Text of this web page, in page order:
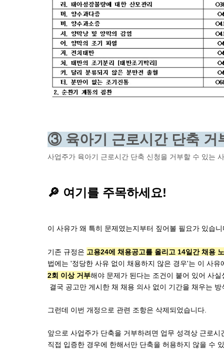
③ 육아기 근로시간 단축 거
사업주가 육아기 근로시간 단축 신청을 거부할 수 있는
🔎 여기를 주목하세요!
이 사유가 왜 특히 문제였는지부터 짚어볼 필요가 있습니
기존 규정은 고용24에 채용공고를 올리고 14일간 채용
2회 이상 거부해야 문제가 된다는 조건이 붙어 있어 사
결국 공고만 게시한 채 채용 의사 없이 기간을 채우는
그런데 이번 개정으로 관련 조항은 삭제되었습니다.
앞으로 사업주가 단축을 거부하려면 업무 성격상 근로
직접 입증한 경우에 한해서만 단축을 허용하지 않을 수